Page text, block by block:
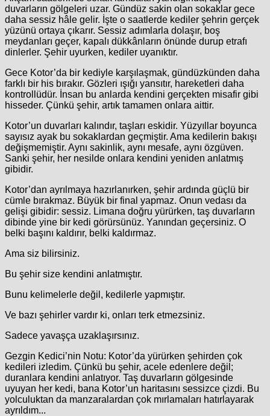
duvarların gölgeleri uzar. Gündüz sakin olan sokaklar gece
daha sessiz hâle gelir. İşte o saatlerde kediler şehrin gerçek
yüzünü ortaya çıkarır. Sessiz adımlarla dolaşır, boş
meydanları geçer, kapalı dükkânların önünde durup etrafı
dinlerler. Şehir uyurken, kediler uyanıktır.
Gece Kotor’da bir kediyle karşılaşmak, gündüzkünden daha
farklı bir his bırakır. Gözleri ışığı yansıtır, hareketleri daha
kontrollüdür. İnsan bu anlarda kendini gerçekten misafir gibi
hisseder. Çünkü şehir, artık tamamen onlara aittir.
Kotor’un duvarları kalındır, taşları eskidir. Yüzyıllar boyunca
sayısız ayak bu sokaklardan geçmiştir. Ama kedilerin bakışı
değişmemiştir. Aynı sakinlik, aynı mesafe, aynı özgüven.
Sanki şehir, her nesilde onlara kendini yeniden anlatmış
gibidir.
Kotor’dan ayrılmaya hazırlanırken, şehir ardında güçlü bir
cümle bırakmaz. Büyük bir final yapmaz. Onun vedası da
gelişi gibidir: sessiz. Limana doğru yürürken, taş duvarların
dibinde yine bir kedi görürsünüz. Yanından geçersiniz. O
belki başını kaldırır, belki kaldırmaz.
Ama siz bilirsiniz.
Bu şehir size kendini anlatmıştır.
Bunu kelimelerle değil, kedilerle yapmıştır.
Ve bazı şehirler vardır ki, onları terk etmezsiniz.
Sadece yavaşça uzaklaşırsınız.
Gezgin Kedici’nin Notu: Kotor’da yürürken şehirden çok
kedileri izledim. Çünkü bu şehir, acele edenlere değil;
duranlara kendini anlatıyor. Taş duvarların gölgesinde
uyuyan her kedi, bana Kotor’un haritasını sessizce çizdi. Bu
yolculuktan da manzaralardan çok mırlamaları hatırlayarak
ayrıldım...